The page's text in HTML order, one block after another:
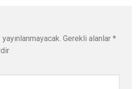
Gerekli alanlar *